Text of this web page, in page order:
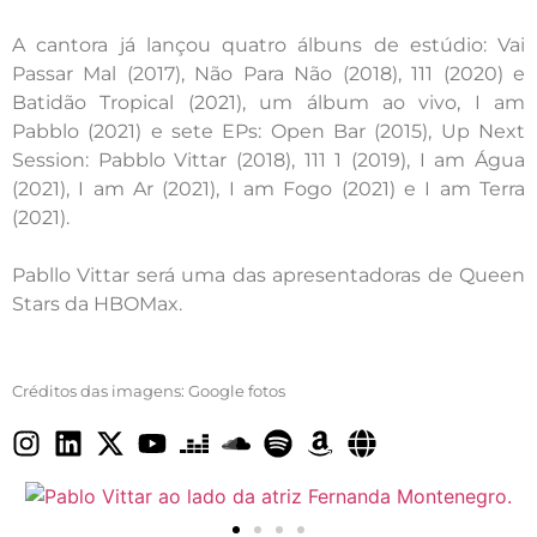
A cantora já lançou quatro álbuns de estúdio: Vai
Passar Mal (2017), Não Para Não (2018), 111 (2020) e
Batidão Tropical (2021), um álbum ao vivo, I am
Pabblo (2021) e sete EPs: Open Bar (2015), Up Next
Session: Pabblo Vittar (2018), 111 1 (2019), I am Água
(2021), I am Ar (2021), I am Fogo (2021) e I am Terra
(2021).
Pabllo Vittar será uma das apresentadoras de Queen
Stars da HBOMax.
Créditos das imagens: Google fotos